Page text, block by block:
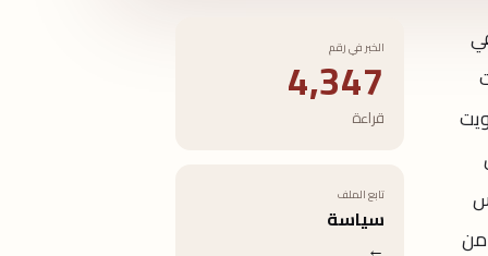
من
الخبر في رقم
4,347
قراءة
تابع الملف
سياسة
←